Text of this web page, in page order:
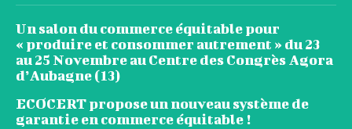
Un salon du commerce équitable pour
« produire et consommer autrement » du 23
au 25 Novembre au Centre des Congrès Agora
d’Aubagne (13)
ECOCERT propose un nouveau système de
garantie en commerce équitable !